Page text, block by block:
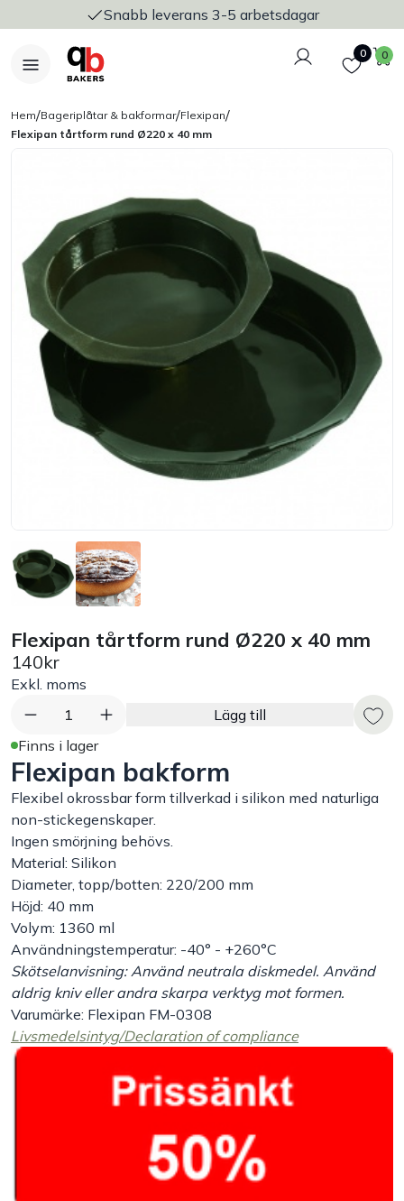
Snabb leverans 3-5 arbetsdagar
Logga in
Favoriter
0 0
Bakers Pureline
Bageriplåtar & bakformar
Stickvagnar & transport
Utensilier
Bord
Råvaruhantering & lagring
Exponering & servering
Städutrustning
Arbetskläder
Plåtbyte
Monin
Handla efter bransch
Varumärken
Outlet
Om Bakers
Kundtjänst
Hem/Bageriplåtar & bakformar/Flexipan/
Flexipan tårtform rund Ø220 x 40 mm
Flexipan tårtform rund Ø220 x 40 mm
140kr
Exkl. moms
1
Lägg till
Finns i lager
Flexipan bakform
Flexibel okrossbar form tillverkad i silikon med naturliga
non-stickegenskaper.
Ingen smörjning behövs.
Material: Silikon
Diameter, topp/botten: 220/200 mm
Höjd: 40 mm
Volym: 1360 ml
Användningstemperatur: -40° - +260°C
Skötselanvisning: Använd neutrala diskmedel. Använd
aldrig kniv eller andra skarpa verktyg mot formen.
Varumärke: Flexipan FM-0308
Livsmedelsintyg/Declaration of compliance